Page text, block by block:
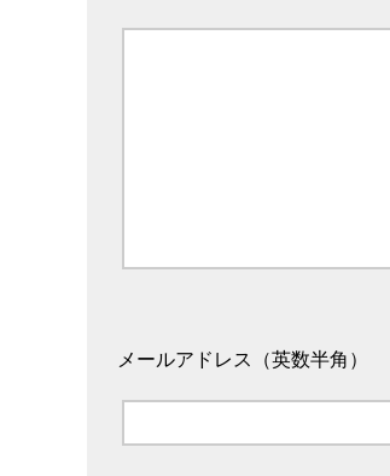
メールアドレス（英数半角）